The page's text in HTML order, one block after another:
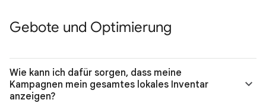
Gebote und Optimierung
Wie kann ich dafür sorgen, dass meine
Kampagnen mein gesamtes lokales Inventar
anzeigen?